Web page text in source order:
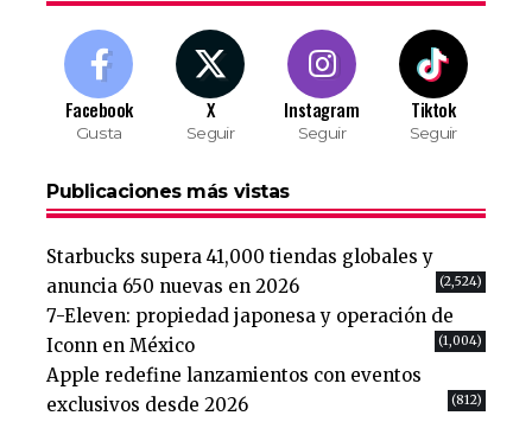
Facebook
Gusta
X
Seguir
Instagram
Seguir
Tiktok
Seguir
Publicaciones más vistas
Starbucks supera 41,000 tiendas globales y
anuncia 650 nuevas en 2026
(2,524)
7-Eleven: propiedad japonesa y operación de
Iconn en México
(1,004)
Apple redefine lanzamientos con eventos
exclusivos desde 2026
(812)